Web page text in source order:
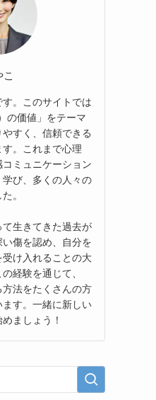
。このサイトでは
の価値」をテーマ
すく、信頼できる
。これまで心理
ミュニケーション
び、多くの人々の
。
生きてきた過去が
傷を認め、自分を
け入れることの大
経験を通じて、
方法をたくさんの方
す。一緒に新しい
ましょう！